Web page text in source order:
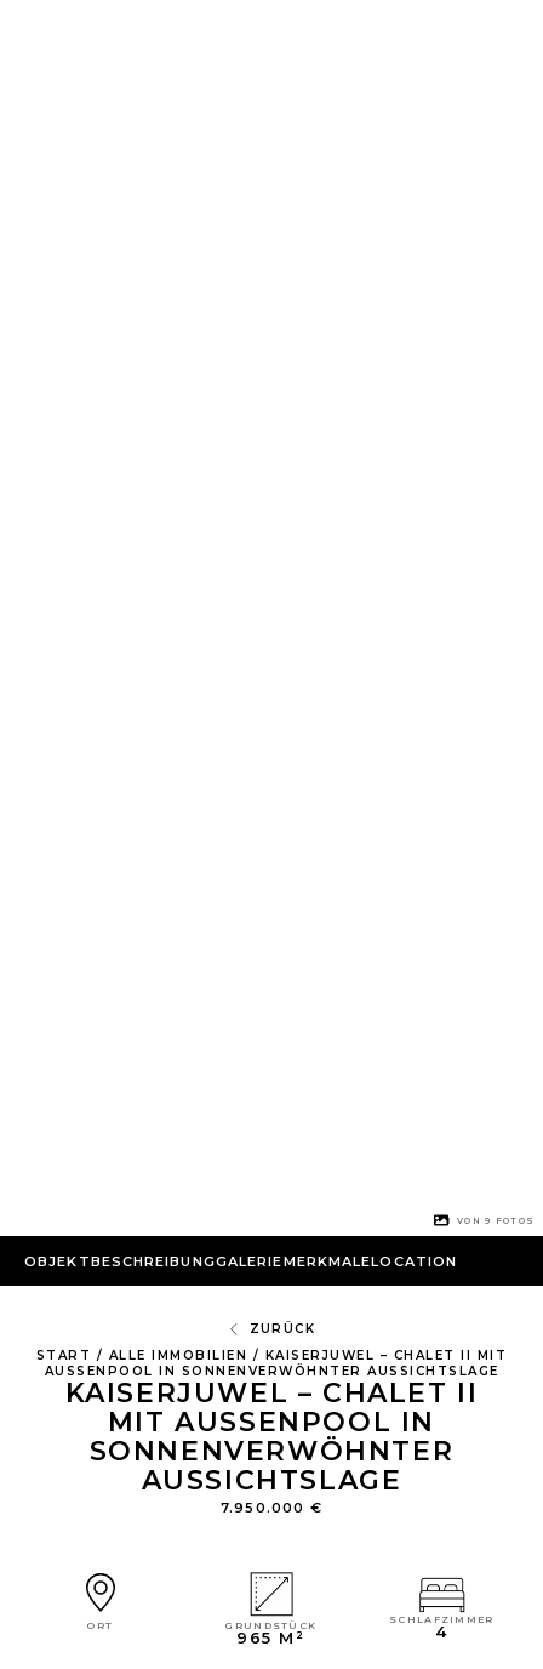
1 VON9 FOTOS
OBJEKTBESCHREIBUNGGALERIEMERKMALELOCATION
ZURÜCK
START / ALLE IMMOBILIEN / KAISERJUWEL – CHALET II MIT
AUSSENPOOL IN SONNENVERWÖHNTER AUSSICHTSLAGE
KAISERJUWEL – CHALET II
MIT AUSSENPOOL IN S
ONNENVERWÖHNTER A
USSICHTSLAGE
7.950.000 €
ORT GRUNDSTÜCK
965 M²
SCHLAFZIMMER
4